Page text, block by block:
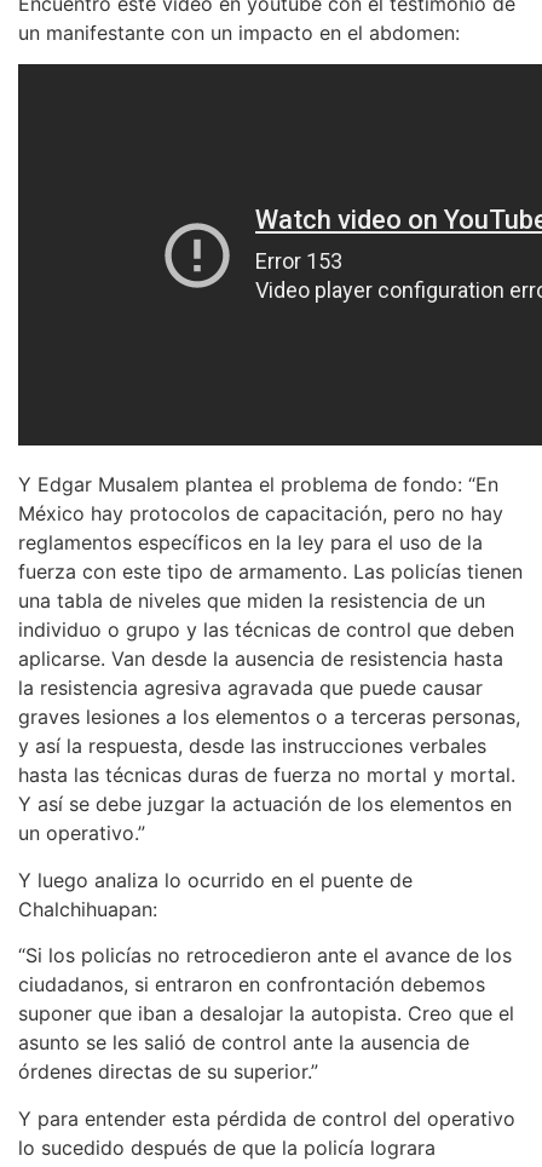
un manifestante con un impacto en el abdomen:
Y Edgar Musalem plantea el problema de fondo: “En
México hay protocolos de capacitación, pero no hay
reglamentos específicos en la ley para el uso de la
fuerza con este tipo de armamento. Las policías tienen
una tabla de niveles que miden la resistencia de un
individuo o grupo y las técnicas de control que deben
aplicarse. Van desde la ausencia de resistencia hasta
la resistencia agresiva agravada que puede causar
graves lesiones a los elementos o a terceras personas,
y así la respuesta, desde las instrucciones verbales
hasta las técnicas duras de fuerza no mortal y mortal.
Y así se debe juzgar la actuación de los elementos en
un operativo.”
Y luego analiza lo ocurrido en el puente de
Chalchihuapan:
“Si los policías no retrocedieron ante el avance de los
ciudadanos, si entraron en confrontación debemos
suponer que iban a desalojar la autopista. Creo que el
asunto se les salió de control ante la ausencia de
órdenes directas de su superior.”
Y para entender esta pérdida de control del operativo
lo sucedido después de que la policía lograra